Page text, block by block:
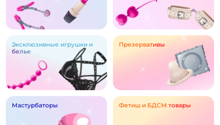
Эксклюзивные игрушки и
белье
Презервативы
Мастурбаторы Фетиш и БДСМ товары